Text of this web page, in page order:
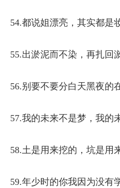
54.都说姐漂亮，其实都是
55.出淤泥而不染，再扎回
56.别要不要分白天黑夜的
57.我的未来不是梦，我的
58.土是用来挖的，坑是用
59.年少时的你我因为没有